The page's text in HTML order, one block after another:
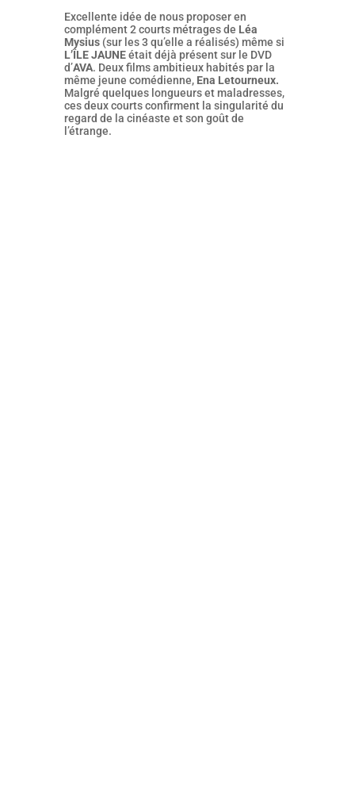
Excellente idée de nous proposer en
complément 2 courts métrages de Léa
Mysius(sur les 3 qu’elle a réalisés) même si
L’ÎLE JAUNEétait déjà présent sur le DVD
d’AVA. Deux films ambitieux habités par la
même jeune comédienne, Ena Letourneux.
Malgré quelques longueurs et maladresses,
ces deux courts confirment la singularité du
regard de la cinéaste et son goût de
l’étrange.